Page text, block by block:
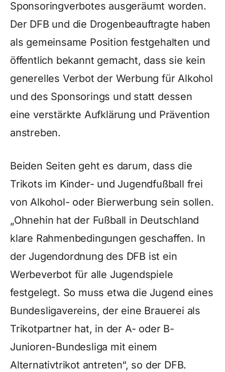
Sponsoringverbotes ausgeräumt worden.
Der DFB und die Drogenbeauftragte haben
als gemeinsame Position festgehalten und
öffentlich bekannt gemacht, dass sie kein
generelles Verbot der Werbung für Alkohol
und des Sponsorings und statt dessen
eine verstärkte Aufklärung und Prävention
anstreben.
Beiden Seiten geht es darum, dass die
Trikots im Kinder- und Jugendfußball frei
von Alkohol- oder Bierwerbung sein sollen.
„Ohnehin hat der Fußball in Deutschland
klare Rahmenbedingungen geschaffen. In
der Jugendordnung des DFB ist ein
Werbeverbot für alle Jugendspiele
festgelegt. So muss etwa die Jugend eines
Bundesligavereins, der eine Brauerei als
Trikotpartner hat, in der A- oder B-
Junioren-Bundesliga mit einem
Alternativtrikot antreten“, so der DFB.